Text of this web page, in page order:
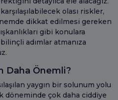
olası riskler,
dikkat edilmesi gereken
gibi konulara
adımlar atmanıza
Daha Önemli?
yaygın bir solunum yolu
döneminde çok daha ciddiye